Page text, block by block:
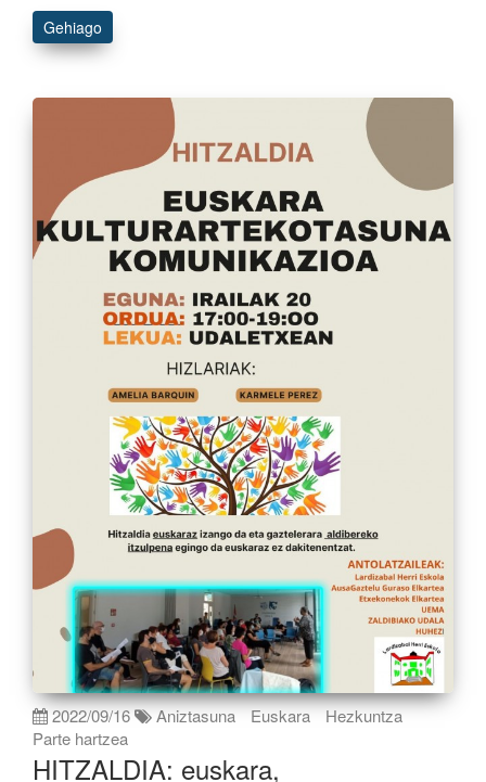
Gehiago
2022/09/16 Aniztasuna Euskara
Hezkuntza
Parte hartzea
HITZALDIA: euskara,